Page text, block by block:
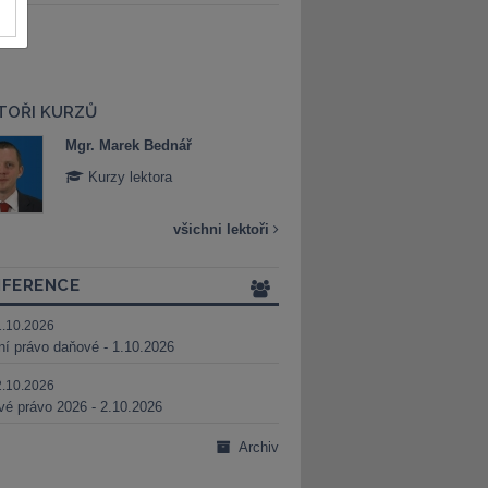
KURZŮ
Mgr. Marek Bednář
Kurzy lektora
všichni lektoři
právo daňové - 1.10.2026
právo 2026 - 2.10.2026
Archiv